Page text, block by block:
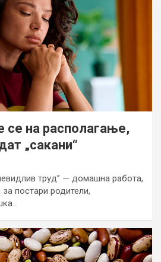
се на располагање,
„сакани“
труд” — домашна работа,
постари родители,